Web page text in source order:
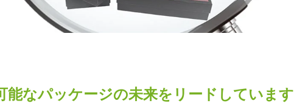
能なパッケージの未来をリードしています